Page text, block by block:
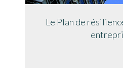
Le Plan de